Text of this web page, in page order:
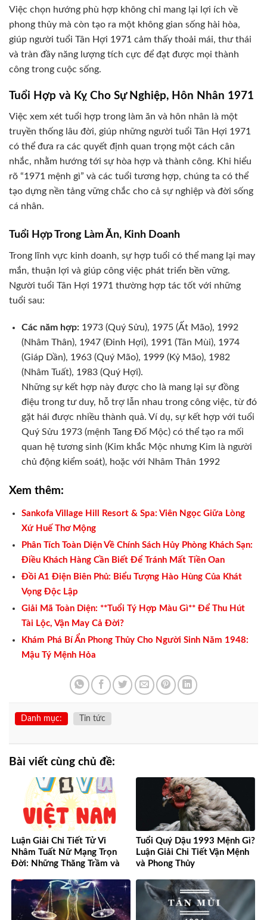
Việc chọn hướng phù hợp không chỉ mang lại lợi ích về
phong thủy mà còn tạo ra một không gian sống hài hòa,
giúp người tuổi Tân Hợi 1971 cảm thấy thoải mái, thư thái
và tràn đầy năng lượng tích cực để đạt được mọi thành
công trong cuộc sống.
Tuổi Hợp và Kỵ Cho Sự Nghiệp, Hôn Nhân 1971
Việc xem xét tuổi hợp trong làm ăn và hôn nhân là một
truyền thống lâu đời, giúp những người tuổi Tân Hợi 1971
có thể đưa ra các quyết định quan trọng một cách cân
nhắc, nhằm hướng tới sự hòa hợp và thành công. Khi hiểu
rõ “1971 mệnh gì” và các tuổi tương hợp, chúng ta có thể
tạo dựng nền tảng vững chắc cho cả sự nghiệp và đời sống
cá nhân.
Tuổi Hợp Trong Làm Ăn, Kinh Doanh
Trong lĩnh vực kinh doanh, sự hợp tuổi có thể mang lại may
mắn, thuận lợi và giúp công việc phát triển bền vững.
Người tuổi Tân Hợi 1971 thường hợp tác tốt với những
tuổi sau:
Các năm hợp:1973 (Quý Sửu), 1975 (Ất Mão), 1992
(Nhâm Thân), 1947 (Đinh Hợi), 1991 (Tân Mùi), 1974
(Giáp Dần), 1963 (Quý Mão), 1999 (Kỷ Mão), 1982
(Nhâm Tuất), 1983 (Quý Hợi).
Những sự kết hợp này được cho là mang lại sự đồng
điệu trong tư duy, hỗ trợ lẫn nhau trong công việc, từ đó
gặt hái được nhiều thành quả. Ví dụ, sự kết hợp với tuổi
Quý Sửu 1973 (mệnh Tang Đố Mộc) có thể tạo ra mối
quan hệ tương sinh (Kim khắc Mộc nhưng Kim là người
chủ động kiểm soát), hoặc với Nhâm Thân 1992
Xem thêm:
Sankofa Village Hill Resort & Spa: Viên Ngọc Giữa Lòng
Xứ Huế Thơ Mộng
Phân Tích Toàn Diện Về Chính Sách Hủy Phòng Khách Sạn:
Điều Khách Hàng Cần Biết Để Tránh Mất Tiền Oan
Đồi A1 Điện Biên Phủ: Biểu Tượng Hào Hùng Của Khát
Vọng Độc Lập
Giải Mã Toàn Diện: **Tuổi Tý Hợp Màu Gì** Để Thu Hút
Tài Lộc, Vận May Cả Đời?
Khám Phá Bí Ẩn Phong Thủy Cho Người Sinh Năm 1948:
Mậu Tý Mệnh Hỏa
Danh mục: Tin tức
Bài viết cùng chủ đề:
Luận Giải Chi Tiết Tử Vi
Nhâm Tuất Nữ Mạng Trọn
Đời: Những Thăng Trầm và
Tuổi Quý Dậu 1993 Mệnh Gì?
Luận Giải Chi Tiết Vận Mệnh
và Phong Thủy